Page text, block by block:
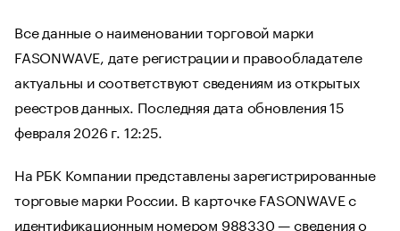
Все данные о наименовании торговой марки
FASONWAVE, дате регистрации и правообладателе
актуальны и соответствуют сведениям из открытых
реестров данных. Последняя дата обновления 15
февраля 2026 г. 12:25.
На РБК Компании представлены зарегистрированные
торговые марки России. В карточке FASONWAVE с
идентификационным номером 988330 — сведения о